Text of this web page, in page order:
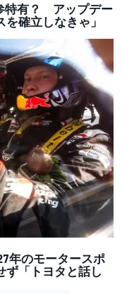
特有？ アップデー
確立しなきゃ」
年のモータースポ
ず「トヨタと話し